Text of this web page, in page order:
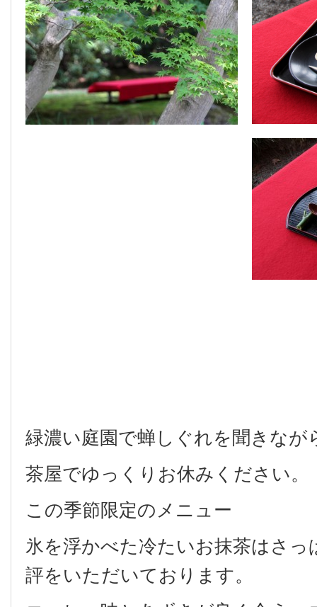
緑濃い庭園で蝉しぐれを聞きなが
茶屋でゆっくりお休みください。
この季節限定のメニュー
氷を浮かべた冷たいお抹茶はさ
評をいただいております。